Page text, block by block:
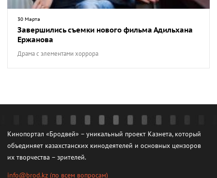
30 Марта
Завершились съемки нового фильма Адильхана
Ержанова
Драма с элементами хоррора
Кинопортал «Бродвей» – уникальный проект Казнета, который
объединяет казахстанских кинодеятелей и основных цензоров
их творчества – зрителей.
info@brod.kz (по всем вопросам)